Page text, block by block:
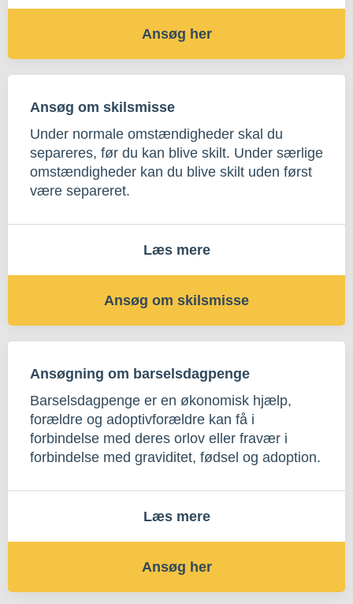
Ansøg her
Ansøg om skilsmisse
Under normale omstændigheder skal du
separeres, før du kan blive skilt. Under særlige
omstændigheder kan du blive skilt uden først
være separeret.
Læs mere
Ansøg om skilsmisse
Ansøgning om barselsdagpenge
Barselsdagpenge er en økonomisk hjælp,
forældre og adoptivforældre kan få i
forbindelse med deres orlov eller fravær i
forbindelse med graviditet, fødsel og adoption.
Læs mere
Ansøg her